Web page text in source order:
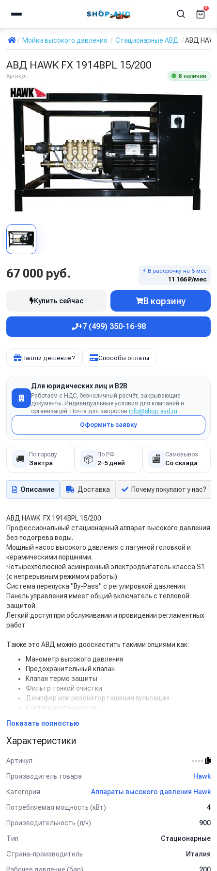
0
Мойки высокого давления Стационарные АВД АВД
АВД HAWK FX 1914BPL 15/200
Артикул: ---- В наличии
67 000 руб. ⚡ В рассрочку на 6 мес
11 166 ₽/мес
Купить сейчас В корзину
+7 (499) 350-16-98
Нашли дешевле? Способы оплаты
Для юридических лиц и B2B
Работаем с НДС, безналичный расчёт, закрывающие
документы. Индивидуальные условия для компаний и
организаций. Почта для запросов info@shop-avd.ru
Оформить заявку
🚚 По городу
Завтра 📦 По РФ
2–5 дней 🏬 Самовывоз
Со склада
Описание Доставка Почему покупают у нас?
АВД HAWK FX 1914BPL 15/200
Профессиональный стационарный аппарат высокого давления
без подогрева воды.
Мощный насос высокого давления с латунной головкой и
керамическими поршнями.
Четырехполюсной асинхронный электродвигатель класса S1
(с непрерывным режимом работы).
Система перепуска "By-Pass" с регулировкой давления.
Панель управления имеет общий включатель с тепловой
защитой.
Легкий доступ при обслуживании и провидении регламентных
работ
Также это АВД можно дооснастить такими опциями как:
Манометр высокого давления
Предохранительный клапан
Клапан термо защиты
Фильтр тонкой очистки
Демпфер или резонатор гашения пульсации
Счетчик моточасосов
Показать полностью
Характеристики
Артикул
----
Производитель товара
Hawk
Категория
Аппараты высокого давления Hawk
Потребляемая мощность (кВт)
4
Производительность (л/ч)
900
Тип
Стационарные
Страна-производитель
Италия
Рабочее давление (бар)